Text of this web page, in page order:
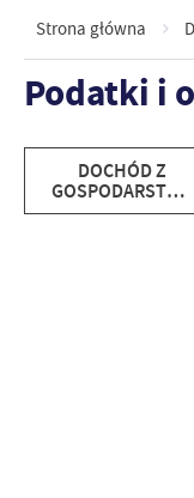
Strona główna
Podatki i
DOCHÓD Z
GOSPODARSTWA
ROLNEGO